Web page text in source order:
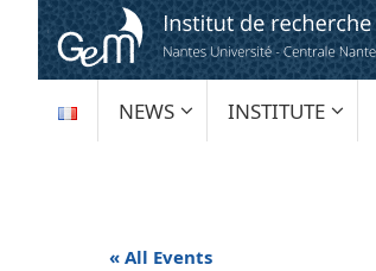
content
TO
CONTENT
NEWS INSTITUTE
« All Events